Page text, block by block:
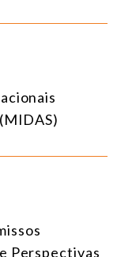
Perspectivas